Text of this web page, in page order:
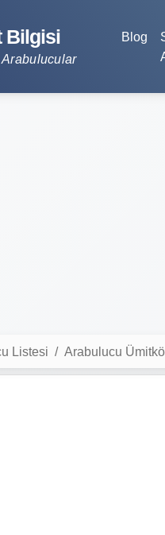
Bilgisi Blog
Listesi Arabulucu